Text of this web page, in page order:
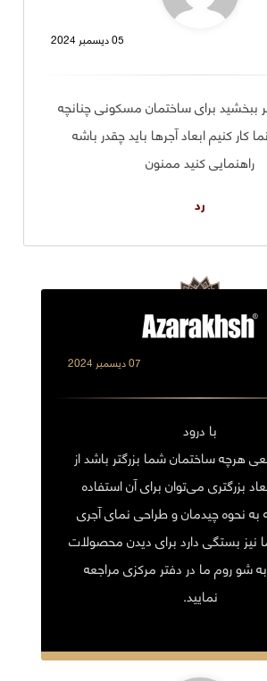
05 ديسمبر 2024
برای ساختمان مسکونی چنانچه
کار کنیم ابعاد آجرها باید چقدر باشه
راهنمایی کنید ممنون
رد
07 ديسمبر 2024
با درود
هرچه ساختمان شما بزرگتر باشد از
بزرگتری می‌توان برای آن استفاده
به نحوه چیدمان و طراحی نمای آجری
نیز بستگی دارد برای دیدن محصولات
شو روم ما در دفتر مرکزی مراجعه
نمایید.